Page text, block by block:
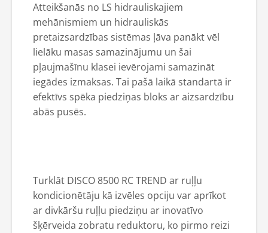
Atteikšanās no LS hidrauliskajiem
mehānismiem un hidrauliskās
pretaizsardzības sistēmas ļāva panākt vēl
lielāku masas samazinājumu un šai
pļaujmašīnu klasei ievērojami samazināt
iegādes izmaksas. Tai pašā laikā standartā ir
efektīvs spēka piedziņas bloks ar aizsardzību
abās pusēs.
Turklāt DISCO 8500 RC TREND ar ruļļu
kondicionētāju kā izvēles opciju var aprīkot
ar divkāršu ruļļu piedziņu ar inovatīvo
šķērveida zobratu reduktoru, ko pirmo reizi